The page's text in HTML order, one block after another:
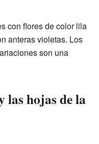
con flores de color lila
anteras violetas. Los
son una
las hojas de la